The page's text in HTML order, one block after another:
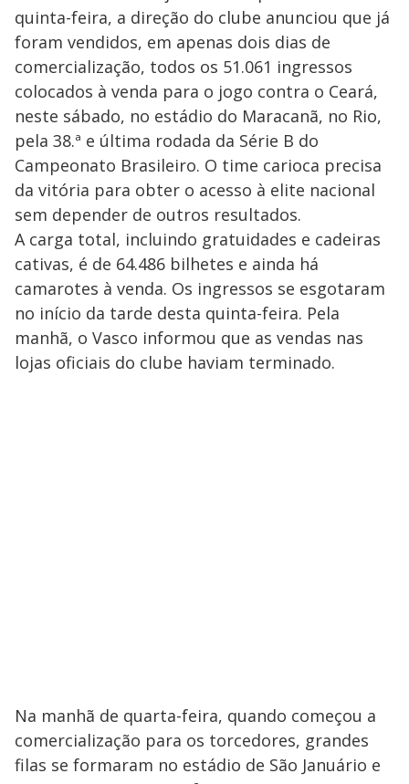
quinta-feira, a direção do clube anunciou que já
foram vendidos, em apenas dois dias de
comercialização, todos os 51.061 ingressos
colocados à venda para o jogo contra o Ceará,
neste sábado, no estádio do Maracanã, no Rio,
pela 38.ª e última rodada da Série B do
Campeonato Brasileiro. O time carioca precisa
da vitória para obter o acesso à elite nacional
sem depender de outros resultados.
A carga total, incluindo gratuidades e cadeiras
cativas, é de 64.486 bilhetes e ainda há
camarotes à venda. Os ingressos se esgotaram
no início da tarde desta quinta-feira. Pela
manhã, o Vasco informou que as vendas nas
lojas oficiais do clube haviam terminado.
Na manhã de quarta-feira, quando começou a
comercialização para os torcedores, grandes
filas se formaram no estádio de São Januário e